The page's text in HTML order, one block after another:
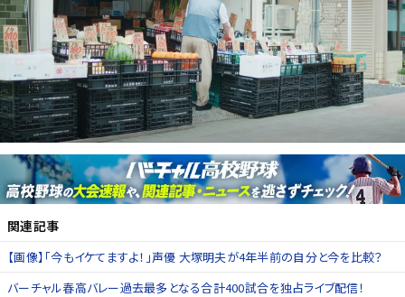
関連記事
【画像】「今もイケてますよ！」声優 大塚明夫が4年半前の自分と今を比較？
バーチャル春高バレー過去最多となる合計400試合を独占ライブ配信！